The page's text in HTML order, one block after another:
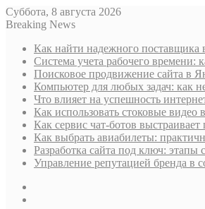
Суббота, 8 августа 2026
Breaking News
Как найти надежного поставщика
Система учета рабочего времени:
Поисковое продвижение сайта в
Компьютер для любых задач: как
Что влияет на успешность
Как использовать стоковые видео
Как сервис чат-ботов
Как выбрать авиабилеты:
Разработка сайта под ключ: этапы
Управление репутацией бренда в